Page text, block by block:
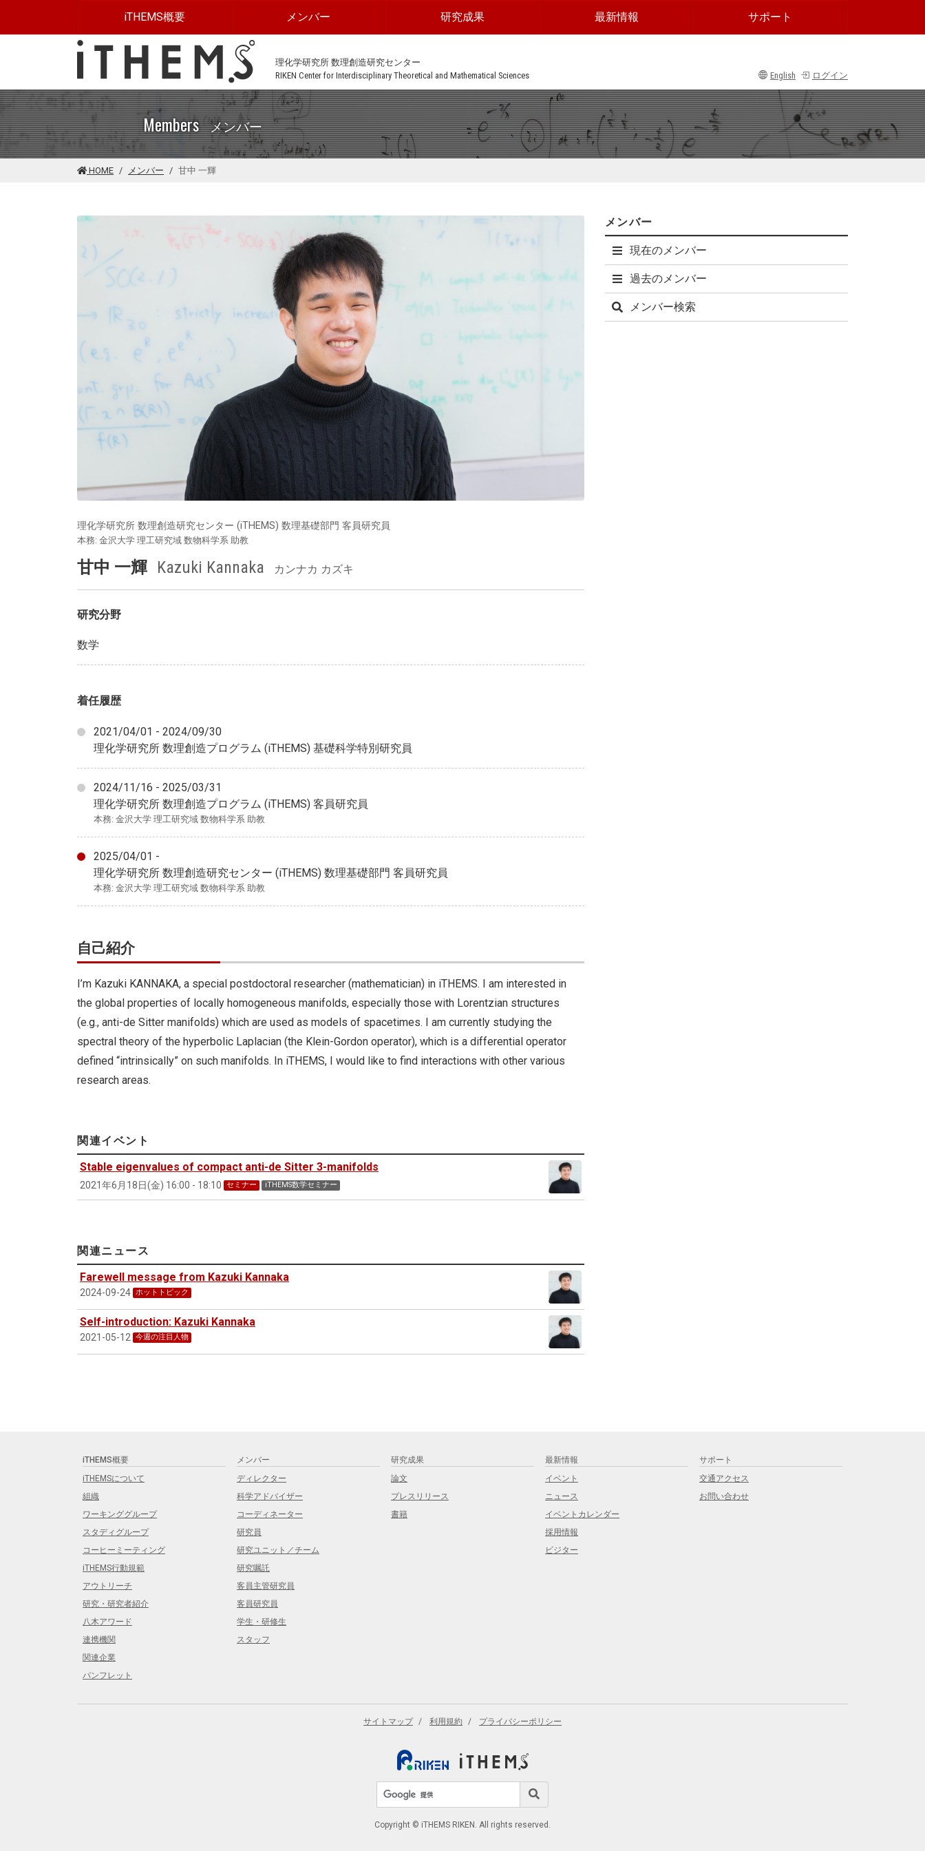
iTHEMS概要 メンバー 研究成果 最新情報 サポート
理化学研究所 数理創造研究センター
RIKEN Center for Interdisciplinary Theoretical and Mathematical Sciences
English ログイン
Members メンバー
HOME メンバー 甘中 一輝
理化学研究所 数理創造研究センター (iTHEMS) 数理基礎部門 客員研究員
本務: 金沢大学 理工研究域 数物科学系 助教
甘中 一輝 Kazuki Kannaka カンナカ カズキ
研究分野
数学
着任履歴
2021/04/01 - 2024/09/30
理化学研究所 数理創造プログラム (iTHEMS) 基礎科学特別研究員
2024/11/16 - 2025/03/31
理化学研究所 数理創造プログラム (iTHEMS) 客員研究員
本務: 金沢大学 理工研究域 数物科学系 助教
2025/04/01 -
理化学研究所 数理創造研究センター (iTHEMS) 数理基礎部門 客員研究員
本務: 金沢大学 理工研究域 数物科学系 助教
自己紹介
I’m Kazuki KANNAKA, a special postdoctoral researcher (mathematician) in iTHEMS. I am interested in
the global properties of locally homogeneous manifolds, especially those with Lorentzian structures
(e.g., anti-de Sitter manifolds) which are used as models of spacetimes. I am currently studying the
spectral theory of the hyperbolic Laplacian (the Klein-Gordon operator), which is a differential operator
defined “intrinsically” on such manifolds. In iTHEMS, I would like to find interactions with other various
research areas.
関連イベント
Stable eigenvalues of compact anti-de Sitter 3-manifolds
2021年6月18日(金) 16:00 - 18:10 セミナー iTHEMS数学セミナー
関連ニュース
Farewell message from Kazuki Kannaka
2024-09-24 ホットトピック
Self-introduction: Kazuki Kannaka
2021-05-12 今週の注目人物
メンバー
現在のメンバー
過去のメンバー
メンバー検索
iTHEMS概要
iTHEMSについて
組織
ワーキンググループ
スタディグループ
コーヒーミーティング
iTHEMS行動規範
アウトリーチ
研究・研究者紹介
八木アワード
連携機関
関連企業
パンフレット
メンバー
ディレクター
科学アドバイザー
コーディネーター
研究員
研究ユニット／チーム
研究嘱託
客員主管研究員
客員研究員
学生・研修生
スタッフ
研究成果
論文
プレスリリース
書籍
最新情報
イベント
ニュース
イベントカレンダー
採用情報
ビジター
サポート
交通アクセス
お問い合わせ
サイトマップ 利用規約 プライバシーポリシー
Copyright © iTHEMS RIKEN. All rights reserved.